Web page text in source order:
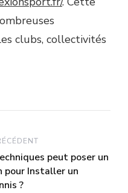
clubs, collectivités
peut poser un
pour Installer un
?